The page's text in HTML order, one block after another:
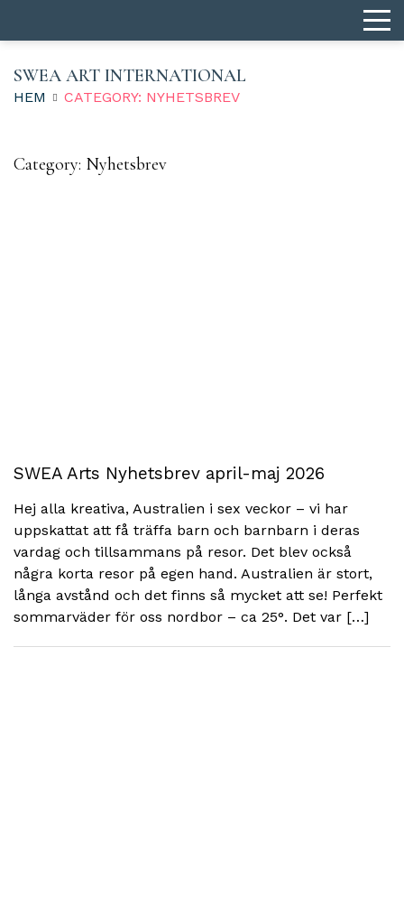
SWEA ART INTERNATIONAL
HEM CATEGORY: NYHETSBREV
Category: Nyhetsbrev
SWEA Arts Nyhetsbrev april-maj 2026
Hej alla kreativa, Australien i sex veckor – vi har
uppskattat att få träffa barn och barnbarn i deras
vardag och tillsammans på resor. Det blev också
några korta resor på egen hand. Australien är stort,
långa avstånd och det finns så mycket att se! Perfekt
sommarväder för oss nordbor – ca 25°. Det var […]